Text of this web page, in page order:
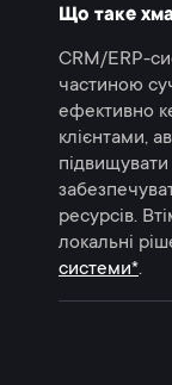
Що таке
CRM/ERP-
частиною
ефективно
клієнтами,
ресурсів.
локальні
системи*.